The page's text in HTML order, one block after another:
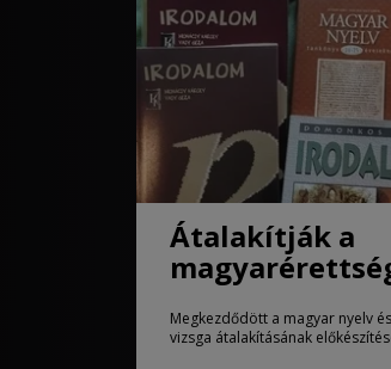
Átalakítják a
Megkezdődött a magyar nyelv
vizsga átalakításának